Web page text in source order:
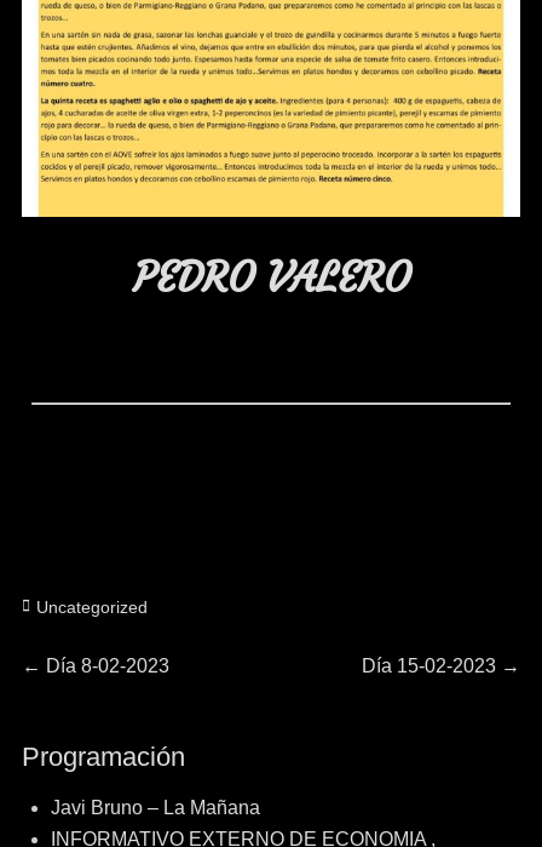
PEDRO VALERO
Categorías
Uncategorized
Navegación
entradas
← Entrada
Día 8-02-2023
Entrada
Día 15-02-2023 →
Programación
Javi Bruno – La Mañana
INFORMATIVO EXTERNO DE ECONOMIA ,